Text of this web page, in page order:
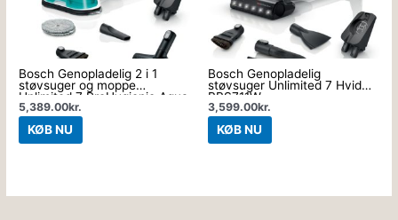
Bosch Genopladelig 2 i 1
støvsuger og moppe
Unlimited 7 ProHygienic Aqua
Hvid BCS71HYG1
5,389.00kr.
KØB NU
Bosch Genopladelig
støvsuger Unlimited 7 Hvid
BBS711W
3,599.00kr.
KØB NU